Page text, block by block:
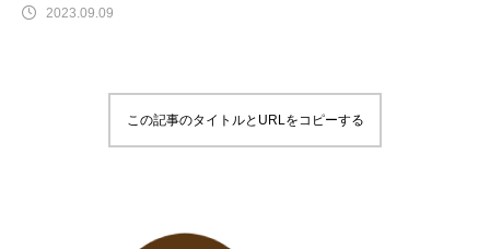
2023.09.09
この記事のタイトルとURLをコピーする